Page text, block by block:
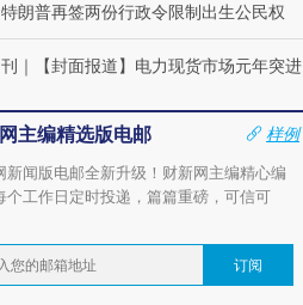
特朗普再签两份行政令限制出生公民权
｜ 【封面报道】电力现货市场元年突进
主编精选版电邮
样例
新闻版电邮全新升级！财新网主编精心编
个工作日定时投递，篇篇重磅，可信可
订阅